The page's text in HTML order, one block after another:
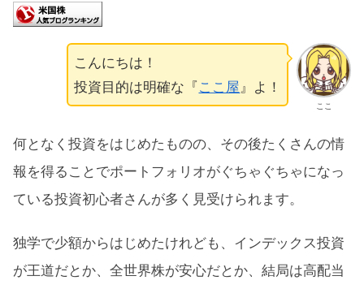
ここ
こんにちは！
投資目的は明確な『 ここ屋』よ！
何となく投資をはじめたものの、その後たくさんの情
報を得ることでポートフォリオがぐちゃぐちゃになっ
ている投資初心者さんが多く見受けられます。
独学で少額からはじめたけれども、インデックス投資
が王道だとか、全世界株が安心だとか、結局は高配当